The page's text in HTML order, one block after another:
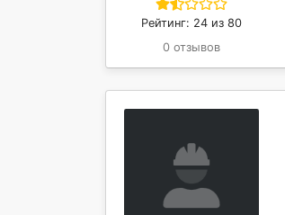
Рейтинг: 24 из 80
0 отзывов